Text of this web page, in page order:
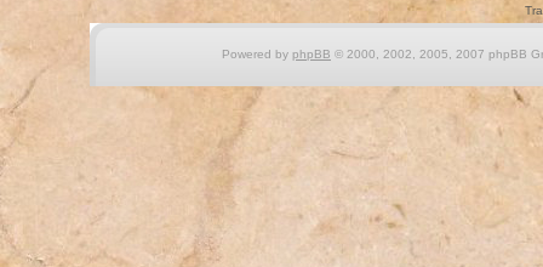
Powered by phpBB © 2000, 2002, 2005, 2007 phpBB